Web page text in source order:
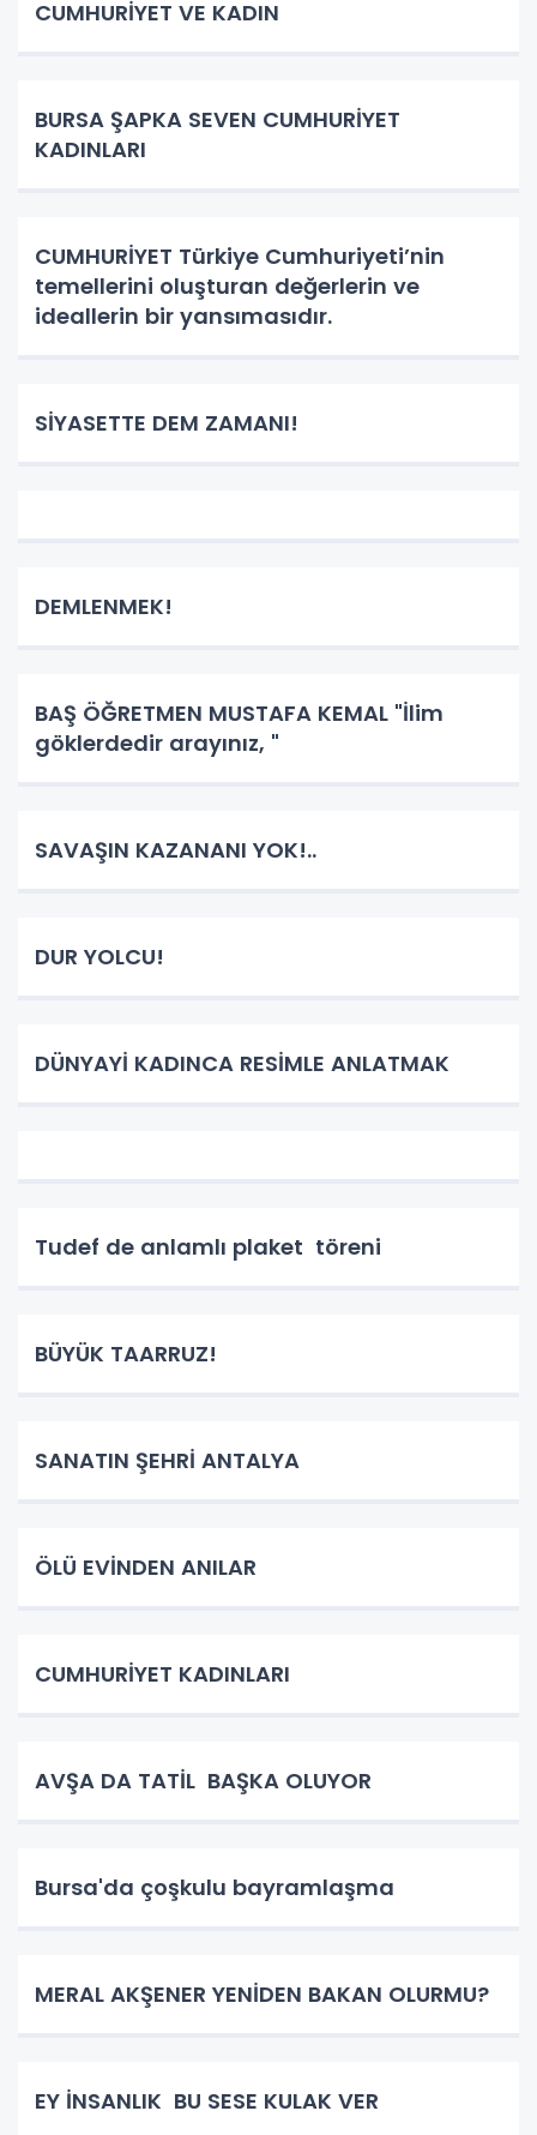
CUMHURİYET VE KADIN
BURSA ŞAPKA SEVEN CUMHURİYET
KADINLARI
CUMHURİYET Türkiye Cumhuriyeti’nin
temellerini oluşturan değerlerin ve
ideallerin bir yansımasıdır.
SİYASETTE DEM ZAMANI!
DEMLENMEK!
BAŞ ÖĞRETMEN MUSTAFA KEMAL "İlim
göklerdedir arayınız, "
SAVAŞIN KAZANANI YOK!..
DUR YOLCU!
DÜNYAYİ KADINCA RESİMLE ANLATMAK
Tudef de anlamlı plaket töreni
BÜYÜK TAARRUZ!
SANATIN ŞEHRİ ANTALYA
ÖLÜ EVİNDEN ANILAR
CUMHURİYET KADINLARI
AVŞA DA TATİL BAŞKA OLUYOR
Bursa'da çoşkulu bayramlaşma
MERAL AKŞENER YENİDEN BAKAN OLURMU?
EY İNSANLIK BU SESE KULAK VER